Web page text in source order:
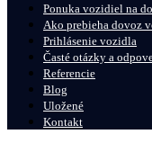
Ponuka vozidiel na
Ako prebieha dovoz
Prihlásenie vozidla
Časté otázky a
Referencie
Blog
Uložené
Kontakt